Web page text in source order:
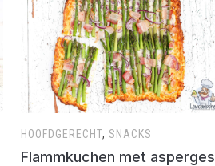
HOOFDGERECHT, SNACKS
Flammkuchen met asperges